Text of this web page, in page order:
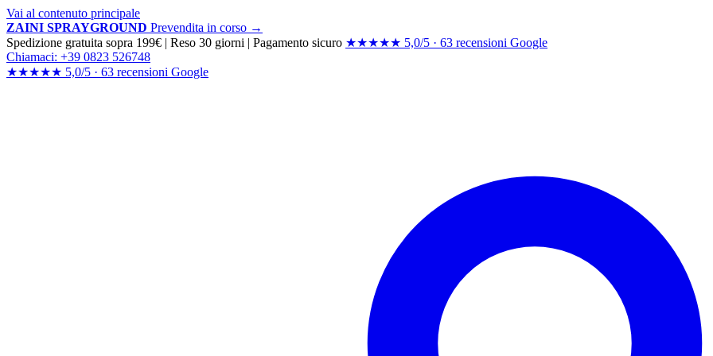
Vai al contenuto principale
ZAINI SPRAYGROUND Prevendita in corso →
Spedizione gratuita sopra 199€ | Reso 30 giorni | Pagamento sicuro ★★★★★ 5,0/5 · 63 recensioni Google
Chiamaci: +39 0823 526748
★★★★★ 5,0/5 · 63 recensioni Google